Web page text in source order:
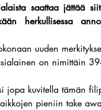
saattaa jättää
herkullisessa
uuden
on nimittäin
jopa kuvitella tämän
pieniin take